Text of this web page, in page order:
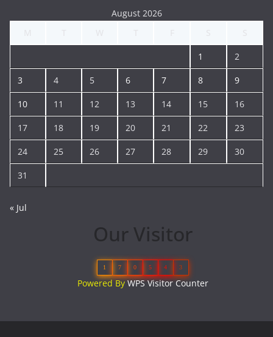
August 2026
1 2
3 4 5 6 7 8 9
10 11 12 13 14 15 16
17 18 19 20 21 22 23
24 25 26 27 28 29 30
31
« Jul
Our Visitor
1 7 0 5 4 3
Powered ByWPS Visitor Counter